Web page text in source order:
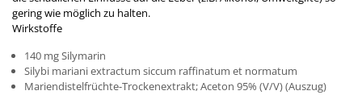
gering wie möglich zu halten.
Wirkstoffe
140 mg Silymarin
Silybi mariani extractum siccum raffinatum et normatum
Mariendistelfrüchte-Trockenextrakt; Aceton 95% (V/V) (Auszug)